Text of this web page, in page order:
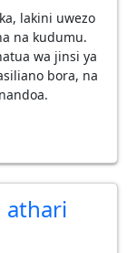
lakini uwezo
na kudumu.
wa jinsi ya
bora, na
athari